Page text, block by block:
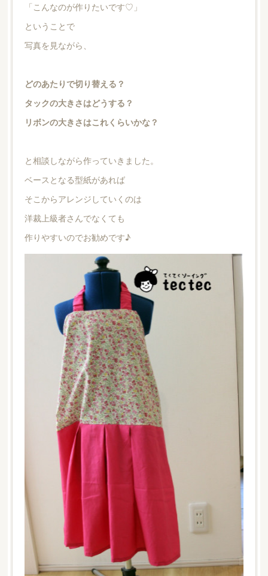
「こんなのが作りたいです♡」
ということで
写真を見ながら、
どのあたりで切り替える？
タックの大きさはどうする？
リボンの大きさはこれくらいかな？
と相談しながら作っていきました。
ベースとなる型紙があれば
そこからアレンジしていくのは
洋裁上級者さんでなくても
作りやすいのでお勧めです♪